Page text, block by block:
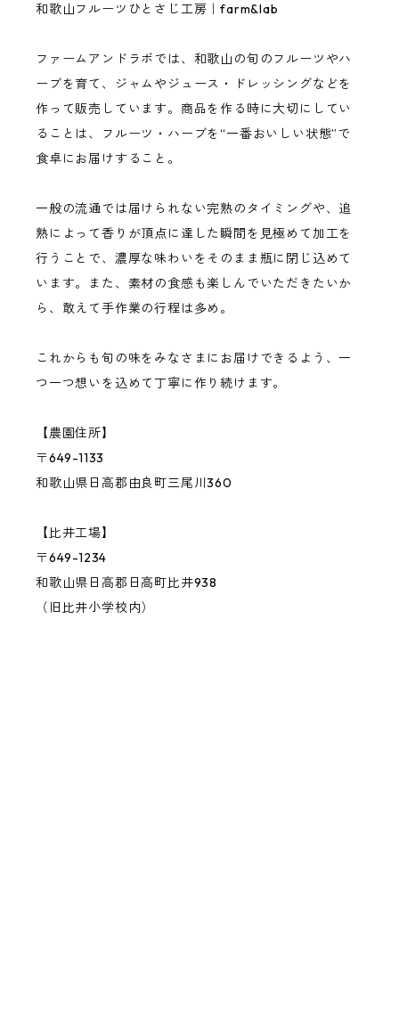
南高梅
まりひめいちご
バジル
ジュース
調味料（ドレッシング・バジルソース）
5,000円以下
10,000円以下
和歌山フルーツひとさじ工房｜farm&lab
ファームアンドラボでは、和歌山の旬のフルーツやハ
ーブを育て、ジャムやジュース・ドレッシングなどを
作って販売しています。商品を作る時に大切にしてい
ることは、フルーツ・ハーブを“一番おいしい状態”で
食卓にお届けすること。
一般の流通では届けられない完熟のタイミングや、追
熟によって香りが頂点に達した瞬間を見極めて加工を
行うことで、濃厚な味わいをそのまま瓶に閉じ込めて
います。また、素材の食感も楽しんでいただきたいか
ら、敢えて手作業の行程は多め。
これからも旬の味をみなさまにお届けできるよう、一
つ一つ想いを込めて丁寧に作り続けます。
【農園住所】
〒649-1133
和歌山県日高郡由良町三尾川360
【比井工場】
〒649-1234
和歌山県日高郡日高町比井938
（旧比井小学校内）